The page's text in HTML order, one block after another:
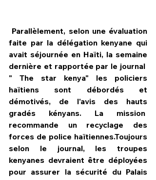
faite par la délégation kenyane qui
avait séjournée en Haïti, la semaine
dernière et rapportée par le journal
" The star kenya" les policiers
haïtiens sont débordés et
démotivés, de l'avis des hauts
gradés kényans. La mission
recommande un recyclage des
forces de police haïtiennes.Toujours
selon le journal, les troupes
kenyanes devraient être déployées
pour assurer la sécurité du Palais